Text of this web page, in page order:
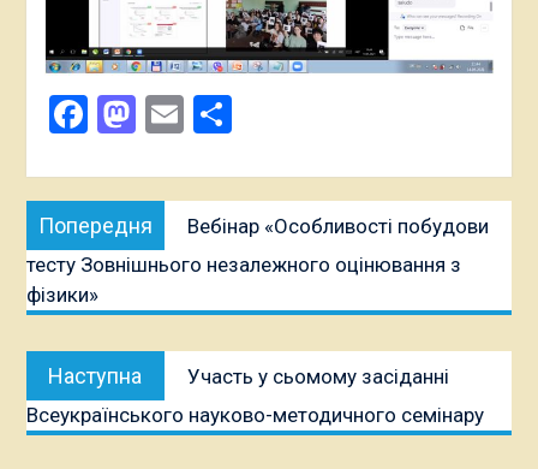
Facebook
Mastodon
Email
Навігація
записів
Попередня
Попередня
публікація:
Вебінар «Особливості побудови
тесту Зовнішнього незалежного оцінювання з
фізики»
Наступна
публікація:
Участь у сьомому засіданні
Всеукраїнського науково-методичного семінару